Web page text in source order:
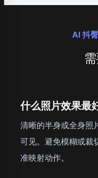
AI 抖
什么照片效果最
清晰的半身或全身照
可见。避免模糊或裁
准映射动作。